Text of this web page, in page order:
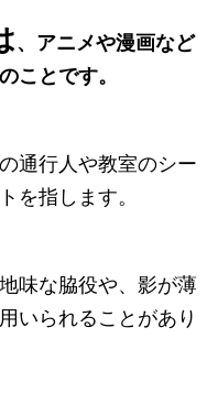
、アニメや漫画など
ことです。
通行人や教室のシー
を指します。
味な脇役や、影が薄
いられることがあり